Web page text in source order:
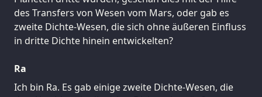
des Transfers von Wesen vom Mars, oder gab es
zweite Dichte-Wesen, die sich ohne äußeren Einfluss
in dritte Dichte hinein entwickelten?
Ra
Ich bin Ra. Es gab einige zweite Dichte-Wesen, die